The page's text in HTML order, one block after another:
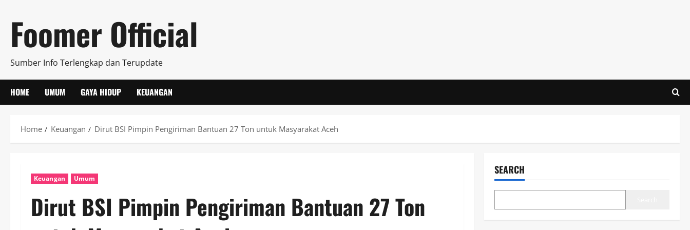
content
Foomer Official
Sumber Info Terlengkap dan Terupdate
HOME UMUM GAYA HIDUP KEUANGAN
Home Keuangan Dirut BSI Pimpin Pengiriman Bantuan 27 Ton untuk Masyarakat Aceh
Keuangan Umum
Dirut BSI Pimpin Pengiriman Bantuan 27 Ton
SEARCH